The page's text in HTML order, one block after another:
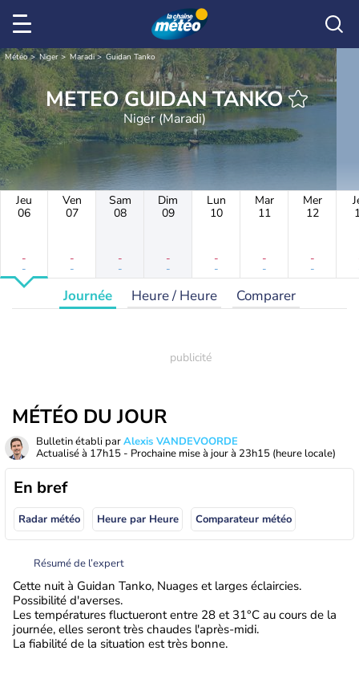
Météo Niger Maradi Guidan Tanko
METEO GUIDAN TANKO
Niger (Maradi)
Jeu
06
-
-
Ven
07
-
-
Sam
08
-
-
Dim
09
-
-
Lun
10
-
-
Mar
11
-
-
Mer
12
-
-
Journée Heure / Heure Comparer
MÉTÉO DU JOUR
Bulletin établi parAlexis VANDEVOORDE
Actualisé à 17h15 - Prochaine mise à jour à 23h15 (heure locale)
En bref
Radar météo Heure par Heure Comparateur météo
Résumé de l’expert
Cette nuit à Guidan Tanko, Nuages et larges éclaircies.
Possibilité d'averses.
Les températures fluctueront entre 28 et 31°C au cours de la
journée, elles seront très chaudes l'après-midi.
La fiabilité de la situation est très bonne.